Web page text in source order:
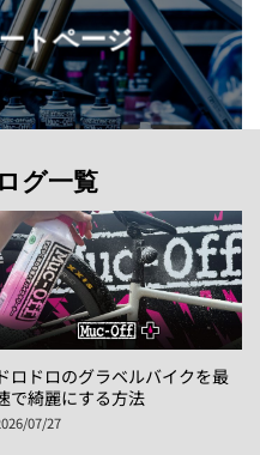
トページ
グ一覧
ドロドロのグラベルバイクを最
で綺麗にする方法
07/27